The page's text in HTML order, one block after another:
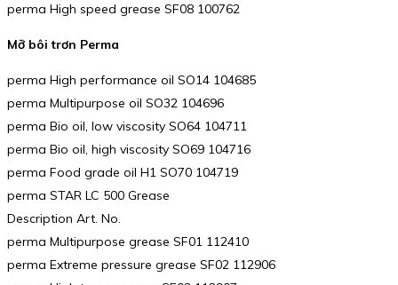
perma High speed grease SF08 100762
Mỡ bôi trơn Perma
perma High performance oil SO14 104685
perma Multipurpose oil SO32 104696
perma Bio oil, low viscosity SO64 104711
perma Bio oil, high viscosity SO69 104716
perma Food grade oil H1 SO70 104719
perma STAR LC 500 Grease
Description Art. No.
perma Multipurpose grease SF01 112410
perma Extreme pressure grease SF02 112906